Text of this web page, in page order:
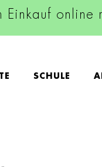
Einkauf
SCHULE